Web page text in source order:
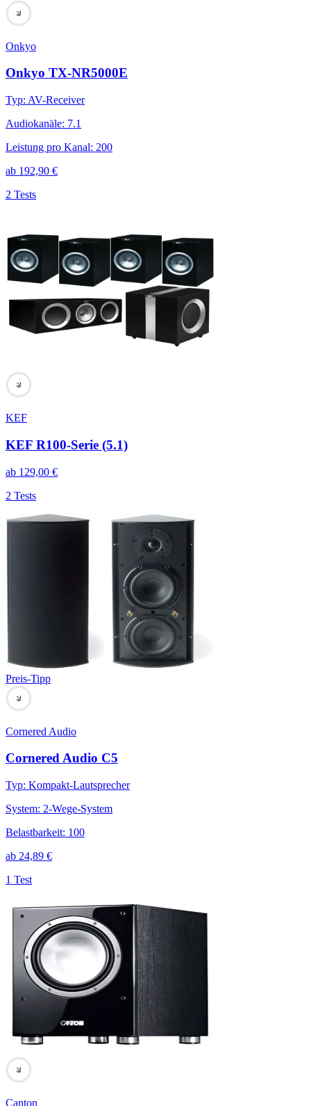
79
Onkyo
Onkyo TX-NR5000E
Typ: AV-Receiver
Audiokanäle: 7.1
Leistung pro Kanal: 200
ab 192,90 €
2 Tests
79
KEF
KEF R100-Serie (5.1)
ab 129,00 €
2 Tests
Preis-Tipp
79
Cornered Audio
Cornered Audio C5
Typ: Kompakt-Lautsprecher
System: 2-Wege-System
Belastbarkeit: 100
ab 24,89 €
1 Test
79
Canton